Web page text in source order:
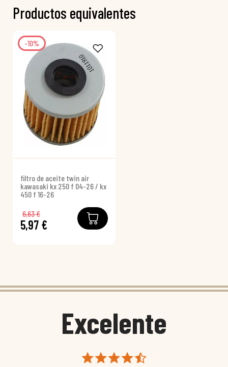
Productos equivalentes
-10%
filtro de aceite twin air
kawasaki kx 250 f 04-26 / kx
450 f 16-26
5,97 €
6,63 €
Excelente